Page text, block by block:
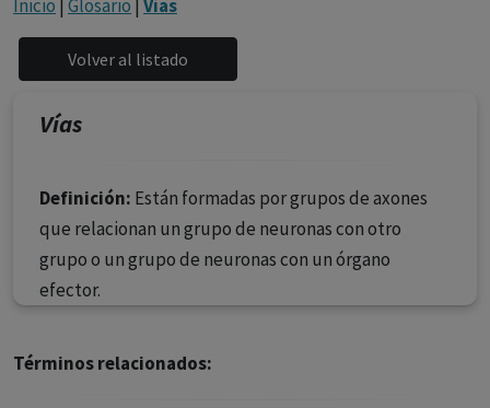
Inicio | Glosario | Vías
Vías
Definición: Están formadas por grupos de axones
que relacionan un grupo de neuronas con otro
grupo o un grupo de neuronas con un órgano
efector.
Términos relacionados: